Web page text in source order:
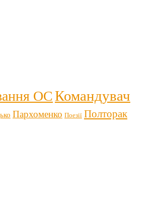
ОСКомандувач
Пархоменко Поезії Полторак